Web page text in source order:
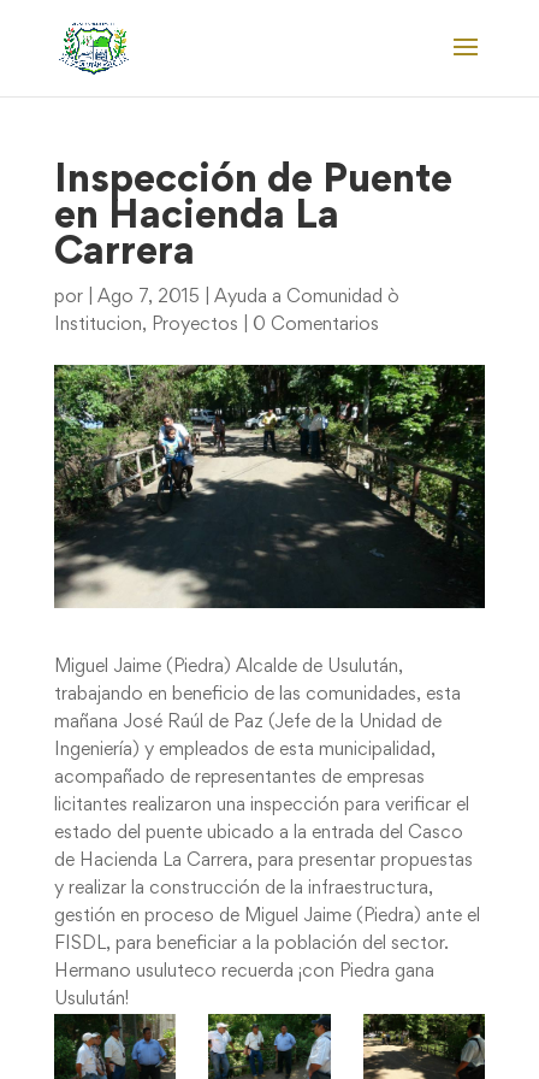
Inspección de Puente
en Hacienda La
Carrera
por Ago 7, 2015
Ayuda a Comunidad ò
Institucion, Proyectos 0 Comentarios
Miguel Jaime (Piedra) Alcalde de Usulután,
trabajando en beneficio de las comunidades, esta
mañana José Raúl de Paz (Jefe de la Unidad de
Ingeniería) y empleados de esta municipalidad,
acompañado de representantes de empresas
licitantes realizaron una inspección para verificar el
estado del puente ubicado a la entrada del Casco
de Hacienda La Carrera, para presentar propuestas
y realizar la construcción de la infraestructura,
gestión en proceso de Miguel Jaime (Piedra) ante el
FISDL, para beneficiar a la población del sector.
Hermano usuluteco recuerda ¡con Piedra gana
Usulután!